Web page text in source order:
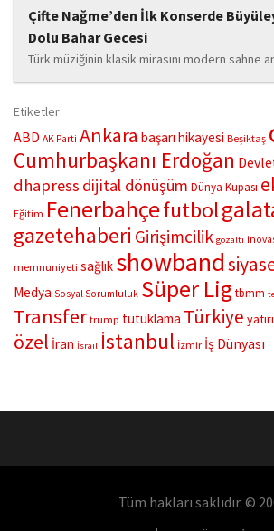
Çifte Nağme’den İlk Konserde
Dolu Bahar Gecesi
Türk müziğinin klasik mirasını modern sahne
“Çifte Nağme” projesi, ilk konserini İstanbul
buluşturdu. Yoğun katılımla gerçekleşen
ve...
Etiketler
ABD AK Parti Ankara başarı hikayesi Beşiktaş
Cumhurbaşkanı Erdoğan
dhapress dijital dönüşüm Dünya Kupası
Eğitim Fenerbahçefutbol
gazetehaberi Girişimcilik gözaltı
memnuniyeti sağlık showband
Medya Sosyal Sorumluluk Süper Lig tbmm
Transfer trump tutuklama Türkiye
özel İran İsrail İstanbul İzmir İş Dünyası
Tüm hakları saklıdır. ©